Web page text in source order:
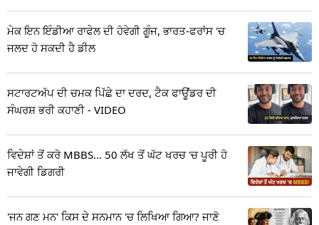
ਮੇਕ ਇਨ ਇੰਡੀਆ ਰਾਫੇਲ ਦੀ ਹੋਵੇਗੀ ਗੂੰਜ, ਭਾਰਤ-ਫਰਾਂਸ 'ਚ
ਜਲਦ ਹੋ ਸਕਦੀ ਹੈ ਡੀਲ
ਸਟਾਰਟਅੱਪ ਦੀ ਚਮਕ ਪਿੱਛੇ ਦਾ ਦਰਦ, ਟੈਕ ਫਾਊਂਡਰ ਦੀ
ਸੰਘਰਸ਼ ਭਰੀ ਕਹਾਣੀ - VIDEO
ਵਿਦੇਸ਼ਾਂ ਤੋਂ ਕਰੋ MBBS... 50 ਲੱਖ ਤੋਂ ਘੱਟ ਖਰਚ 'ਚ ਪੂਰੀ ਹੋ
ਜਾਵੇਗੀ ਡਿਗਰੀ
'ਜਨ ਗਣ ਮਨ' ਕਿਸ ਦੇ ਸਨਮਾਨ 'ਚ ਲਿਖਿਆ ਗਿਆ? ਜਾਣੋ